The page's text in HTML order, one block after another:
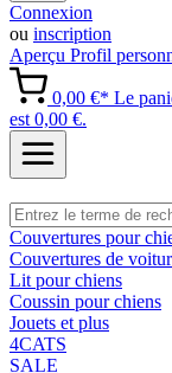
Connexion
ou inscription
Aperçu Profil
0,00 €* Le
est 0,00 €.
Couvertures pour
Couvertures de
Lit pour chiens
Coussin pour chiens
Jouets et plus
4CATS
SALE